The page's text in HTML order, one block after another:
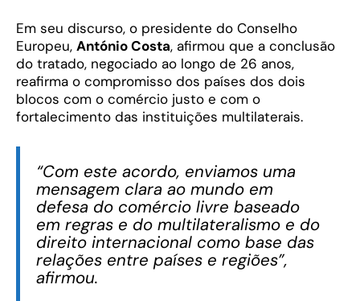
Em seu discurso, o presidente do Conselho
Europeu, António Costa, afirmou que a conclusão
do tratado, negociado ao longo de 26 anos,
reafirma o compromisso dos países dos dois
blocos com o comércio justo e com o
fortalecimento das instituições multilaterais.
“Com este acordo, enviamos uma
mensagem clara ao mundo em
defesa do comércio livre baseado
em regras e do multilateralismo e do
direito internacional como base das
relações entre países e regiões”,
afirmou.